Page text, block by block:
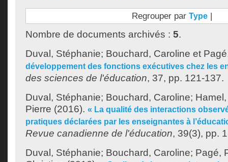
Regrouper par Type |
Nombre de documents archivés : 5.
Duval, Stéphanie; Bouchard, Caroline et
développement des fonctions exécutives chez les
des sciences de l'éducation, 37, pp. 121-137.
Duval, Stéphanie; Bouchard, Caroline;
Pierre (2016). « La qualité des interactions
pratiques déclarées par les enseignantes à
Revue canadienne de l'éducation, 39(3), pp.
Duval, Stéphanie; Bouchard, Caroline; Pagé,